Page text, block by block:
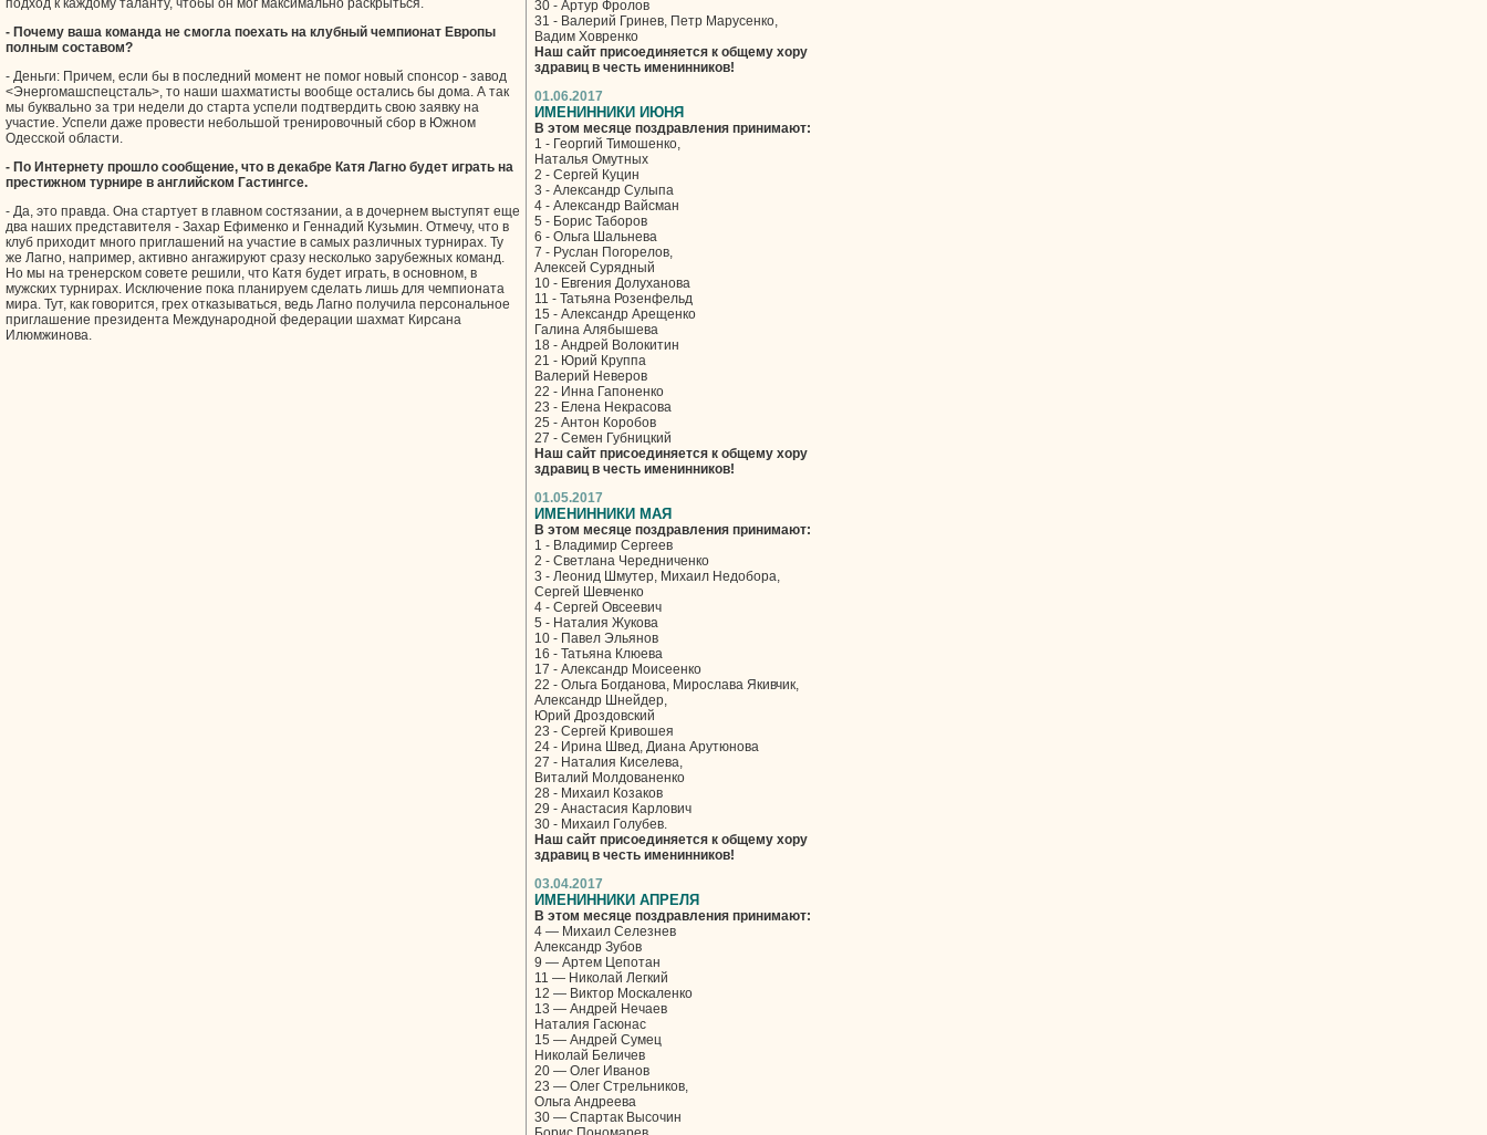
подход к каждому таланту, чтобы он мог максимально раскрыться.
- Почему ваша команда не смогла поехать на клубный чемпионат Европы
полным составом?
- Деньги: Причем, если бы в последний момент не помог новый спонсор - завод
<Энергомашспецсталь>, то наши шахматисты вообще остались бы дома. А так
мы буквально за три недели до старта успели подтвердить свою заявку на
участие. Успели даже провести небольшой тренировочный сбор в Южном
Одесской области.
- По Интернету прошло сообщение, что в декабре Катя Лагно будет играть на
престижном турнире в английском Гастингсе.
- Да, это правда. Она стартует в главном состязании, а в дочернем выступят еще
два наших представителя - Захар Ефименко и Геннадий Кузьмин. Отмечу, что в
клуб приходит много приглашений на участие в самых различных турнирах. Ту
же Лагно, например, активно ангажируют сразу несколько зарубежных команд.
Но мы на тренерском совете решили, что Катя будет играть, в основном, в
мужских турнирах. Исключение пока планируем сделать лишь для чемпионата
мира. Тут, как говорится, грех отказываться, ведь Лагно получила персональное
приглашение президента Международной федерации шахмат Кирсана
Илюмжинова.
30 - Артур Фролов
31 - Валерий Гринев, Петр Марусенко,
Вадим Ховренко
Наш сайт присоединяется к общему хору
здравиц в честь именинников!
01.06.2017
ИМЕНИННИКИ ИЮНЯ
В этом месяце поздравления принимают:
1 - Георгий Тимошенко,
Наталья Омутных
2 - Сергей Куцин
3 - Александр Сулыпа
4 - Александр Вайсман
5 - Борис Таборов
6 - Ольга Шальнева
7 - Руслан Погорелов,
Алексей Сурядный
10 - Евгения Долуханова
11 - Татьяна Розенфельд
15 - Александр Арещенко
Галина Алябышева
18 - Андрей Волокитин
21 - Юрий Круппа
Валерий Неверов
22 - Инна Гапоненко
23 - Елена Некрасова
25 - Антон Коробов
27 - Семен Губницкий
Наш сайт присоединяется к общему хору
здравиц в честь именинников!
01.05.2017
ИМЕНИННИКИ МАЯ
В этом месяце поздравления принимают:
1 - Владимир Сергеев
2 - Светлана Чередниченко
3 - Леонид Шмутер, Михаил Недобора,
Сергей Шевченко
4 - Сергей Овсеевич
5 - Наталия Жукова
10 - Павел Эльянов
16 - Татьяна Клюева
17 - Александр Моисеенко
22 - Ольга Богданова, Мирослава Якивчик,
Александр Шнейдер,
Юрий Дроздовский
23 - Сергей Кривошея
24 - Ирина Швед, Диана Арутюнова
27 - Наталия Киселева,
Виталий Молдованенко
28 - Михаил Козаков
29 - Анастасия Карлович
30 - Михаил Голубев.
Наш сайт присоединяется к общему хору
здравиц в честь именинников!
03.04.2017
ИМЕНИННИКИ АПРЕЛЯ
В этом месяце поздравления принимают:
4 — Михаил Селезнев
Александр Зубов
9 — Артем Цепотан
11 — Николай Легкий
12 — Виктор Москаленко
13 — Андрей Нечаев
Наталия Гасюнас
15 — Андрей Сумец
Николай Беличев
20 — Олег Иванов
23 — Олег Стрельников,
Ольга Андреева
30 — Спартак Высочин